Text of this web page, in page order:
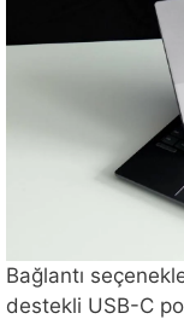
Bağlantı
destekli USB-C